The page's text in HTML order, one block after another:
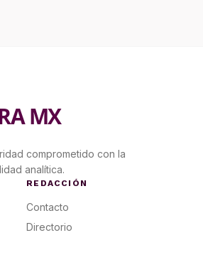
MX
comprometido con la
analítica.
REDACCIÓN
Contacto
Directorio